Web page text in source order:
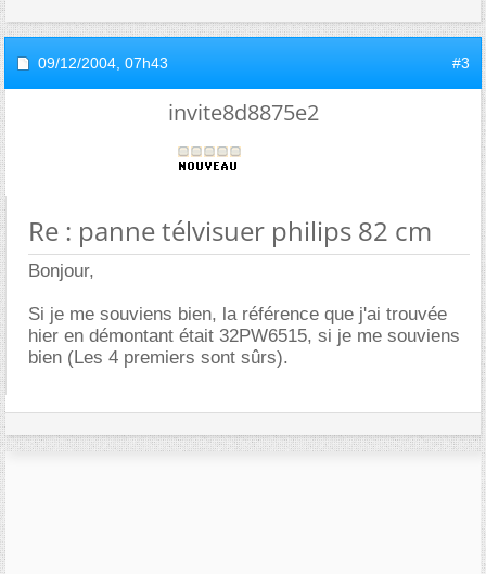
09/12/2004, 07h43 #3
invite8d8875e2
Re : panne télvisuer philips 82 cm
Bonjour,
Si je me souviens bien, la référence que j'ai trouvée
hier en démontant était 32PW6515, si je me souviens
bien (Les 4 premiers sont sûrs).